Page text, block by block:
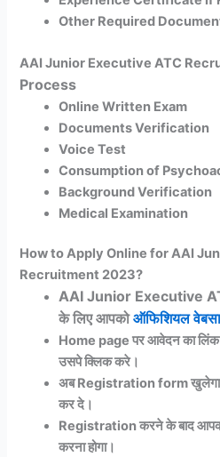
Other Required
AAI Junior Executive ATC
Process
Online Written Exam
Documents Verification
Voice Test
Consumption of
Background Verification
Medical Examination
How to Apply Online for AAI
Recruitment 2023?
AAI Junior Executive
के लिए आपकोऑफिशियल
Home page पर आवेदन का लिंक
उसपे क्लिक करे।
अब Registration form
कर दे।
Registration करने के बाद
करना होगा।